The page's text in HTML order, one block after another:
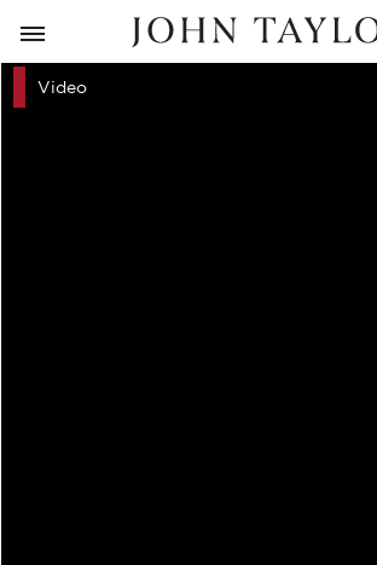
RITORNO
Video